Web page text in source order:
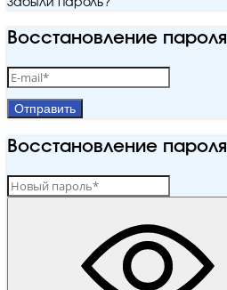
Забыли пароль?
Восстановление пароля
Отправить
Восстановление пароля